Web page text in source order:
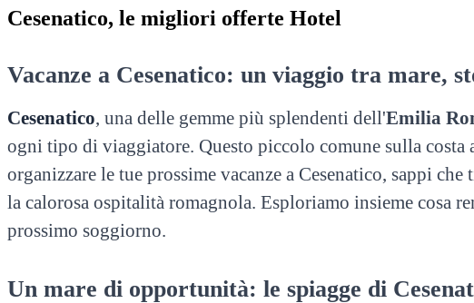
Cesenatico, le migliori offerte Hotel
Vacanze a Cesenatico: un viaggio tra mare,
Cesenatico, una delle gemme più splendenti dell'Emilia
ogni tipo di viaggiatore. Questo piccolo comune sulla
organizzare le tue prossime vacanze a Cesenatico, sappi
la calorosa ospitalità romagnola. Esploriamo insieme cosa
prossimo soggiorno.
Un mare di opportunità: le spiagge di